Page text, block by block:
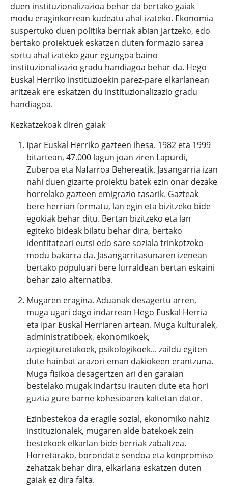
duen instituzionalizazioa behar da bertako gaiak
modu eraginkorrean kudeatu ahal izateko. Ekonomia
suspertuko duen politika berriak abian jartzeko, edo
bertako proiektuek eskatzen duten formazio sarea
sortu ahal izateko gaur egungoa baino
instituzionalizazio gradu handiagoa behar da. Hego
Euskal Herriko instituzioekin parez-pare elkarlanean
aritzeak ere eskatzen du instituzionalizazio gradu
handiagoa.
Kezkatzekoak diren gaiak
Ipar Euskal Herriko gazteen ihesa. 1982 eta 1999
bitartean, 47.000 lagun joan ziren Lapurdi,
Zuberoa eta Nafarroa Behereatik. Jasangarria izan
nahi duen gizarte proiektu batek ezin onar dezake
horrelako gazteen emigrazio tasarik. Gazteak
bere herrian formatu, lan egin eta bizitzeko bide
egokiak behar ditu. Bertan bizitzeko eta lan
egiteko bideak bilatu behar dira, bertako
identitateari eutsi edo sare soziala trinkotzeko
modu bakarra da. Jasangarritasunaren izenean
bertako populuari bere lurraldean bertan eskaini
behar zaio alternatiba.
Mugaren eragina. Aduanak desagertu arren,
muga ugari dago indarrean Hego Euskal Herria
eta Ipar Euskal Herriaren artean. Muga kulturalek,
administratiboek, ekonomikoek,
azpiegituretakoek, psikologikoek... zaildu egiten
dute hainbat arazori eman dakiokeen erantzuna.
Muga fisikoa desagertzen ari den garaian
bestelako mugak indartsu irauten dute eta hori
guztia gure barne kohesioaren kaltetan dator.
Ezinbestekoa da eragile sozial, ekonomiko nahiz
instituzionalek, mugaren alde batekoek zein
bestekoek elkarlan bide berriak zabaltzea.
Horretarako, borondate sendoa eta konpromiso
zehatzak behar dira, elkarlana eskatzen duten
gaiak ez dira falta.